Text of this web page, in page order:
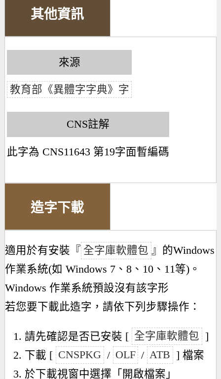
其他資訊
來源
教育部《異體字字典》字
CNS註解
此字為 CNS11643 第19字面暫編碼
造字下載
適用於有安裝『 全字庫軟體包 』的Windows
作業系統(如 Windows 7、8、10、11等)。
Windows 作業系統預設沒有該字形
若您要下載此造字，請依下列步驟操作：
請先確認是否已安裝 [ 全字庫軟體包 ]
下載 [ CNSPKG / OLF / ATB ] 檔案
於下載視窗中選擇「開啟檔案」